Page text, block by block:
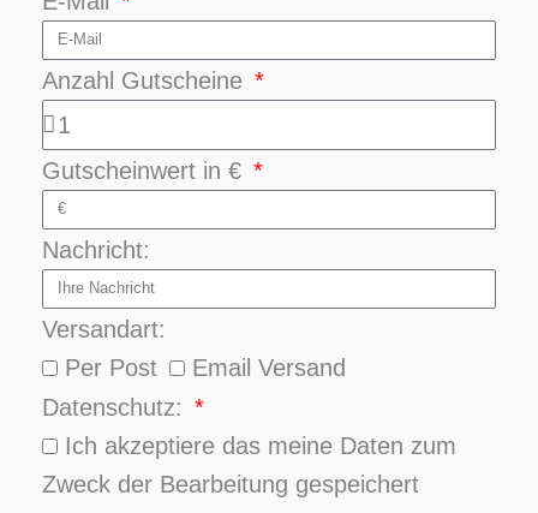
Anzahl Gutscheine
Gutscheinwert in €
Nachricht:
Versandart:
Per Post
Email Versand
Datenschutz:
Ich akzeptiere das meine Daten zum
Zweck der Bearbeitung gespeichert